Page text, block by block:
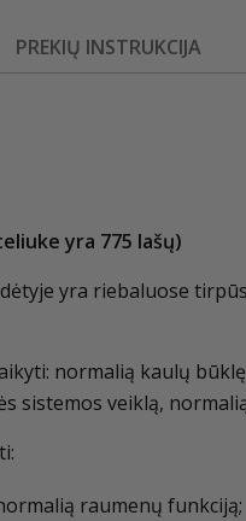
PREKIŲ INSTRUKCIJA
yra 775 lašų)
yra riebaluose
normalią kaulų
sistemos veiklą,
raumenų funkciją;